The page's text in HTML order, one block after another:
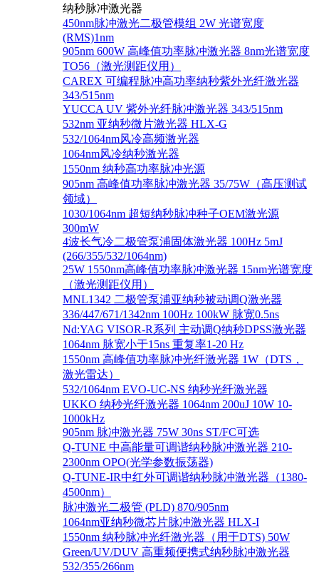
纳秒脉冲激光器
450nm脉冲激光二极管模组 2W 光谱宽度
(RMS)1nm
905nm 600W 高峰值功率脉冲激光器 8nm光谱宽度
TO56（激光测距仪用）
CAREX 可编程脉冲高功率纳秒紫外光纤激光器
343/515nm
YUCCA UV 紫外光纤脉冲激光器 343/515nm
532nm 亚纳秒微片激光器 HLX-G
532/1064nm风冷高频激光器
1064nm风冷纳秒激光器
1550nm 纳秒高功率脉冲光源
905nm 高峰值功率脉冲激光器 35/75W（高压测试
领域）
1030/1064nm 超短纳秒脉冲种子OEM激光源
300mW
4波长气冷二极管泵浦固体激光器 100Hz 5mJ
(266/355/532/1064nm)
25W 1550nm高峰值功率脉冲激光器 15nm光谱宽度
（激光测距仪用）
MNL1342 二极管泵浦亚纳秒被动调Q激光器
336/447/671/1342nm 100Hz 100kW 脉宽0.5ns
Nd:YAG VISOR-R系列 主动调Q纳秒DPSS激光器
1064nm 脉宽小于15ns 重复率1-20 Hz
1550nm 高峰值功率脉冲光纤激光器 1W（DTS，
激光雷达）
532/1064nm EVO-UC-NS 纳秒光纤激光器
UKKO 纳秒光纤激光器 1064nm 200uJ 10W 10-
1000kHz
905nm 脉冲激光器 75W 30ns ST/FC可选
Q-TUNE 中高能量可调谐纳秒脉冲激光器 210-
2300nm OPO(光学参数振荡器)
Q-TUNE-IR中红外可调谐纳秒脉冲激光器（1380-
4500nm）
脉冲激光二极管 (PLD) 870/905nm
1064nm亚纳秒微芯片脉冲激光器 HLX-I
1550nm 纳秒脉冲光纤激光器（用于DTS) 50W
Green/UV/DUV 高重频便携式纳秒脉冲激光器
532/355/266nm